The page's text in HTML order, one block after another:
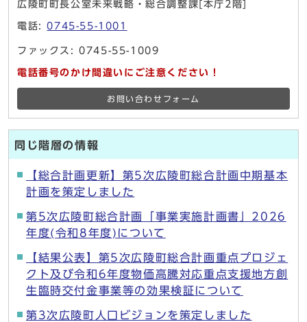
広陵町町長公室未来戦略・総合調整課[本庁2階]
電話:0745-55-1001
ファックス: 0745-55-1009
電話番号のかけ間違いにご注意ください！
お問い合わせフォーム
同じ階層の情報
【総合計画更新】第5次広陵町総合計画中期基本
計画を策定しました
第5次広陵町総合計画「事業実施計画書」2026
年度(令和8年度)について
【結果公表】第5次広陵町総合計画重点プロジェ
クト及び令和6年度物価高騰対応重点支援地方創
生臨時交付金事業等の効果検証について
第3次広陵町人口ビジョンを策定しました